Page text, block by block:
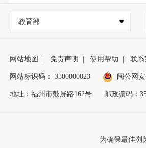
教育部
网站地图 | 免责声明 | 使用帮助 | 联系
网站标识码： 3500000023 闽公网安
地址：福州市鼓屏路162号 邮政编码：
为确保最佳浏